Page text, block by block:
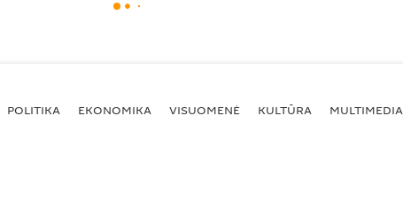
POLITIKA EKONOMIKA VISUOMENĖ KULTŪRA MULTIMEDIA